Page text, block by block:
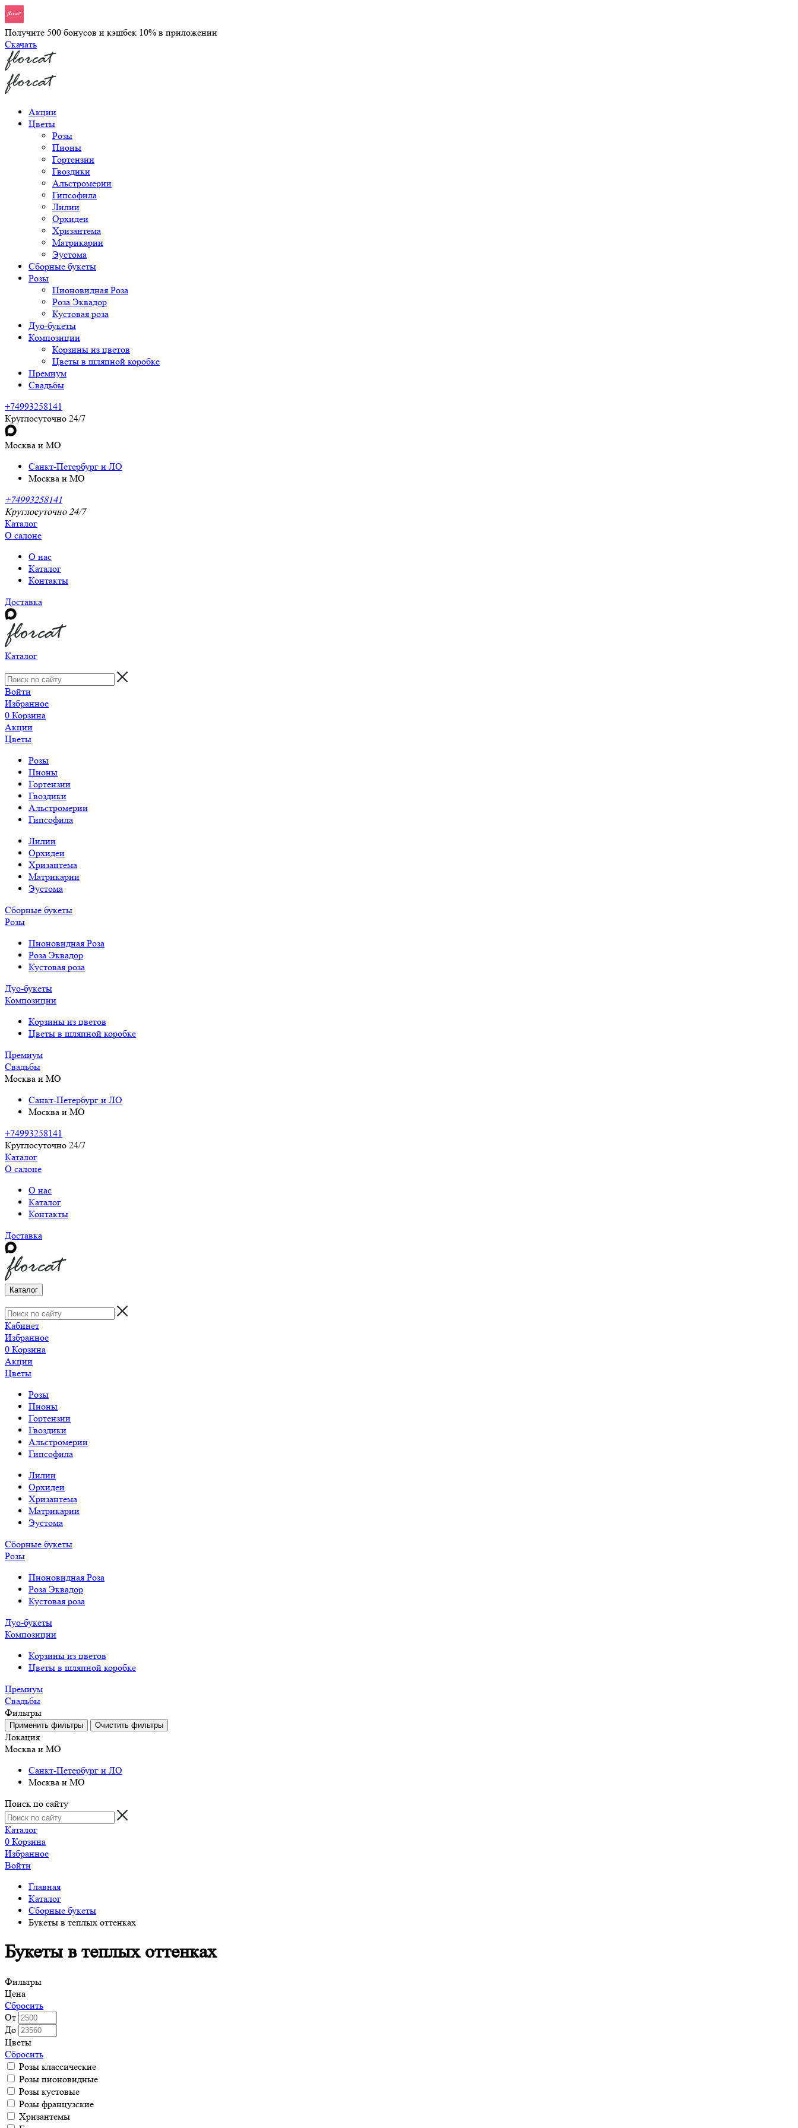
Получите 500 бонусов и кэшбек 10% в приложении
Скачать
Акции
Цветы
Розы
Пионы
Гортензии
Гвоздики
Альстромерии
Гипсофила
Лилии
Орхидеи
Хризантема
Матрикарии
Эустома
Сборные букеты
Розы
Пионовидная Роза
Роза Эквадор
Кустовая роза
Дуо-букеты
Композиции
Корзины из цветов
Цветы в шляпной коробке
Премиум
Свадьбы
+74993258141
Круглосуточно 24/7
Москва и МО
Санкт-Петербург и ЛО
Москва и МО
+74993258141
Круглосуточно 24/7
Каталог
О салоне
О нас
Каталог
Контакты
Доставка
Каталог
Войти
Избранное
0 Корзина
Акции
Цветы
Розы
Пионы
Гортензии
Гвоздики
Альстромерии
Гипсофила
Лилии
Орхидеи
Хризантема
Матрикарии
Эустома
Сборные букеты
Розы
Пионовидная Роза
Роза Эквадор
Кустовая роза
Дуо-букеты
Композиции
Корзины из цветов
Цветы в шляпной коробке
Премиум
Свадьбы
Москва и МО
Санкт-Петербург и ЛО
Москва и МО
+74993258141
Круглосуточно 24/7
Каталог
О салоне
О нас
Каталог
Контакты
Доставка
Каталог
Кабинет
Избранное
0 Корзина
Акции
Цветы
Розы
Пионы
Гортензии
Гвоздики
Альстромерии
Гипсофила
Лилии
Орхидеи
Хризантема
Матрикарии
Эустома
Сборные букеты
Розы
Пионовидная Роза
Роза Эквадор
Кустовая роза
Дуо-букеты
Композиции
Корзины из цветов
Цветы в шляпной коробке
Премиум
Свадьбы
Фильтры
Локация
Москва и МО
Санкт-Петербург и ЛО
Москва и МО
Поиск по сайту
Каталог
0 Корзина
Избранное
Войти
Главная
Каталог
Сборные букеты
Букеты в теплых оттенках
Букеты в теплых оттенках
Фильтры
Цена
Сбросить
От
До
Цветы
Сбросить
Розы классические
Розы пионовидные
Розы кустовые
Розы французские
Хризантемы